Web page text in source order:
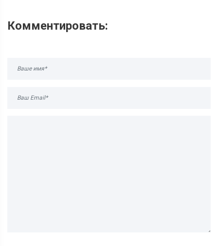
Комментировать: